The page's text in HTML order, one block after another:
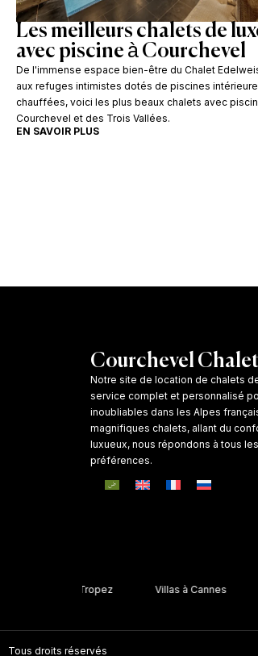
Les meilleurs chalets de
avec piscine à Courchevel
De l'immense espace bien-être du Chalet
aux refuges intimistes dotés de piscines
chauffées, voici les plus beaux chalets avec
Courchevel et des Trois Vallées.
EN SAVOIR PLUS
Courchevel
Notre site de location de chalets
service complet et personnalisé
inoubliables dans les Alpes
magnifiques chalets, allant du
luxueux, nous répondons à tous
préférences.
Villas St Tropez Villas à Cannes
Tous droits réservés